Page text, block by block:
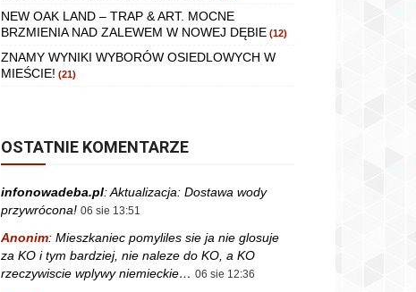
NEW OAK LAND – TRAP & ART. MOCNE
BRZMIENIA NAD ZALEWEM W NOWEJ DĘBIE (12)
ZNAMY WYNIKI WYBORÓW OSIEDLOWYCH W
MIEŚCIE! (21)
OSTATNIE KOMENTARZE
infonowadeba.pl:Aktualizacja: Dostawa wody
przywrócona! 06 sie 13:51
Anonim: Mieszkaniec pomyliles sie ja nie glosuje
za KO i tym bardziej, nie naleze do KO, a KO
rzeczywiscie wplywy niemieckie… 06 sie 12:36